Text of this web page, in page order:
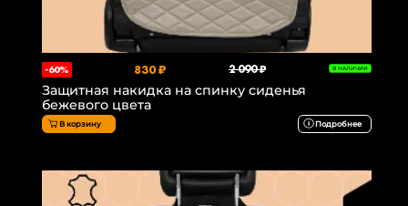
-60% 830 ₽ 2 090 ₽ В НАЛИЧИИ
Защитная накидка на спинку сиденья
бежевого цвета
В корзину Подробнее